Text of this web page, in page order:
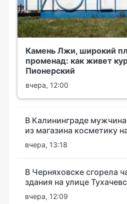
Камень Лжи, широкий
променад: как живет
Пионерский
вчера, 12:00
В Калининграде
из магазина косметику
вчера, 13:18
В Черняховске сгорела
здания на улице
вчера, 12:09